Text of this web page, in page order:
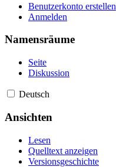
Benutzerkonto erstellen
Anmelden
Namensräume
Seite
Diskussion
Deutsch
Ansichten
Lesen
Quelltext anzeigen
Versionsgeschichte